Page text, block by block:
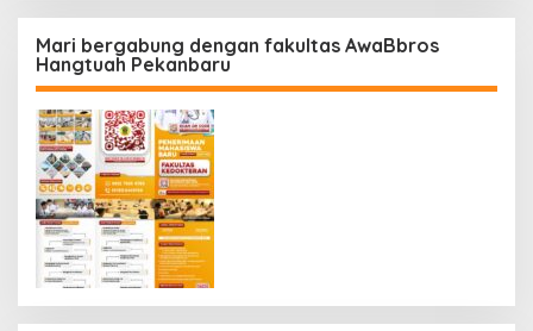
Mari bergabung dengan fakultas AwaBbros
Hangtuah Pekanbaru